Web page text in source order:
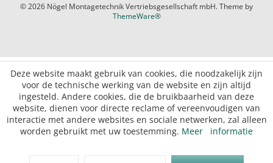
© 2026 Nögel Montagetechnik Vertriebsgesellschaft mbH. Theme by
ThemeWare®
Deze website maakt gebruik van cookies, die noodzakelijk zijn
voor de technische werking van de website en zijn altijd
ingesteld. Andere cookies, die de bruikbaarheid van deze
website, dienen voor directe reclame of vereenvoudigen van
interactie met andere websites en sociale netwerken, zal alleen
worden gebruikt met uw toestemming. Meer informatie